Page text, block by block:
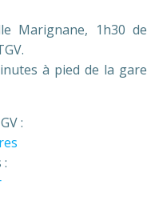
Marignane, 1h30 de
à pied de la gare
: